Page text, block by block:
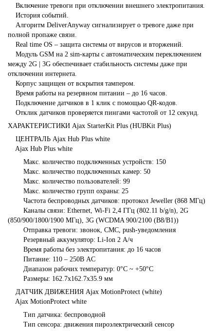
Включение тревоги при отключении внешнего электропитания.
История событий.
Aлгоритм DeliverAnyway сигнализирует о тревоге даже при
полной пропаже связи.
Real time OS – защита системы от вирусов и вторжений.
Модуль GSM на 2 sim-карты с автоматическим переключением
между 2G | 3G обеспечивает стабильность системы даже при
отключении интернета.
Корпус защищен от вскрытия тампером.
Время работы на резервном питании – до 16 часов.
Подключение датчиков в 1 клик с помощью QR-кодов.
Отклик датчиков проверяется пингами частотой от 12 секунд.
ХАРАКТЕРИСТИКИ Ajax StarterKit Plus (HUBKit Plus)
ЦЕНТРАЛЬ Ajax Hub Plus white
Ajax Hub Plus white
Макс. количество подключенных устройств: 150
Макс. количество подключенных камер: 50
Макс. количество пользователей: 99
Макс. количество групп охраны: 25
Частота беспроводных датчиков: протокол Jeweller (868 МГц)
Каналы связи: Ethernet, Wi-Fi 2,4 ГГц (802.11 b/g/n), 2G
(850/900/1800/1900 МГц), 3G (WCDMA 900/2100 (B8/B1))
Отправка тревоги: звонок, СМС, push-уведомления
Резервный аккумулятор: Li-Ion 2 А/ч
Время работы без электропитания: до 16 часов
Питание: 110 – 250В AC
Диапазон рабочих температур: 0°С ~ +50°С
Размеры: 162.7x162.7x35.9 мм
ДАТЧИК ДВИЖЕНИЯ Ajax MotionProtect (white)
Ajax MotionProtect white
Тип датчика: беспроводной
Тип сенсора: движения пироэлектрический сенсор